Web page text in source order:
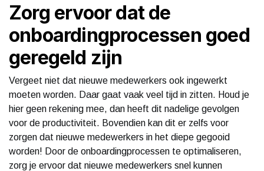
Zorg ervoor dat de
onboardingprocessen goed
geregeld zijn
Vergeet niet dat nieuwe medewerkers ook ingewerkt
moeten worden. Daar gaat vaak veel tijd in zitten. Houd je
hier geen rekening mee, dan heeft dit nadelige gevolgen
voor de productiviteit. Bovendien kan dit er zelfs voor
zorgen dat nieuwe medewerkers in het diepe gegooid
worden! Door de onboardingprocessen te optimaliseren,
zorg je ervoor dat nieuwe medewerkers snel kunnen